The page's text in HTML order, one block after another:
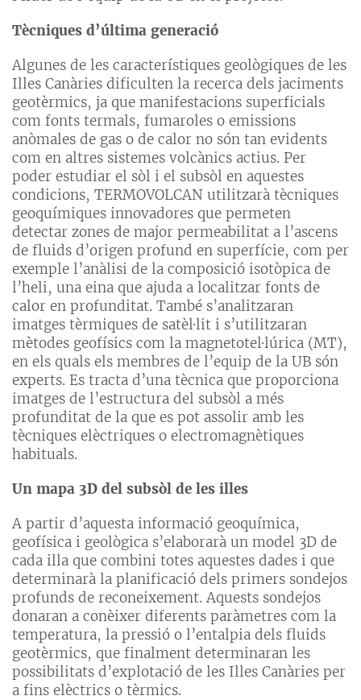
Tècniques d’última generació
Algunes de les característiques geològiques de les
Illes Canàries dificulten la recerca dels jaciments
geotèrmics, ja que manifestacions superficials
com fonts termals, fumaroles o emissions
anòmales de gas o de calor no són tan evidents
com en altres sistemes volcànics actius. Per
poder estudiar el sòl i el subsòl en aquestes
condicions, TERMOVOLCAN utilitzarà tècniques
geoquímiques innovadores que permeten
detectar zones de major permeabilitat a l’ascens
de fluids d’origen profund en superfície, com per
exemple l’anàlisi de la composició isotòpica de
l’heli, una eina que ajuda a localitzar fonts de
calor en profunditat. També s’analitzaran
imatges tèrmiques de satèl·lit i s’utilitzaran
mètodes geofísics com la magnetotel·lúrica (MT),
en els quals els membres de l’equip de la UB són
experts. Es tracta d’una tècnica que proporciona
imatges de l’estructura del subsòl a més
profunditat de la que es pot assolir amb les
tècniques elèctriques o electromagnètiques
habituals.
Un mapa 3D del subsòl de les illes
A partir d’aquesta informació geoquímica,
geofísica i geològica s’elaborarà un model 3D de
cada illa que combini totes aquestes dades i que
determinarà la planificació dels primers sondejos
profunds de reconeixement. Aquests sondejos
donaran a conèixer diferents paràmetres com la
temperatura, la pressió o l’entalpia dels fluids
geotèrmics, que finalment determinaran les
possibilitats d’explotació de les Illes Canàries per
a fins elèctrics o tèrmics.